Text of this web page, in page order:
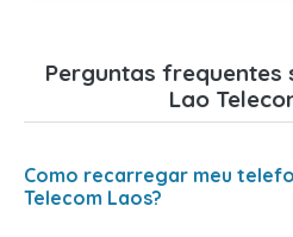
Perguntas frequentes
Lao
Como recarregar meu
Telecom Laos?